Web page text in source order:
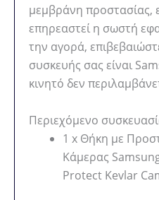
μεμβράνη προστασίας,
επηρεαστεί η σωστή
την αγορά,
συσκευής σας είναι
κινητό δεν
Περιεχόμενο
1 x Θήκη με
Κάμερας
Protect Kevlar